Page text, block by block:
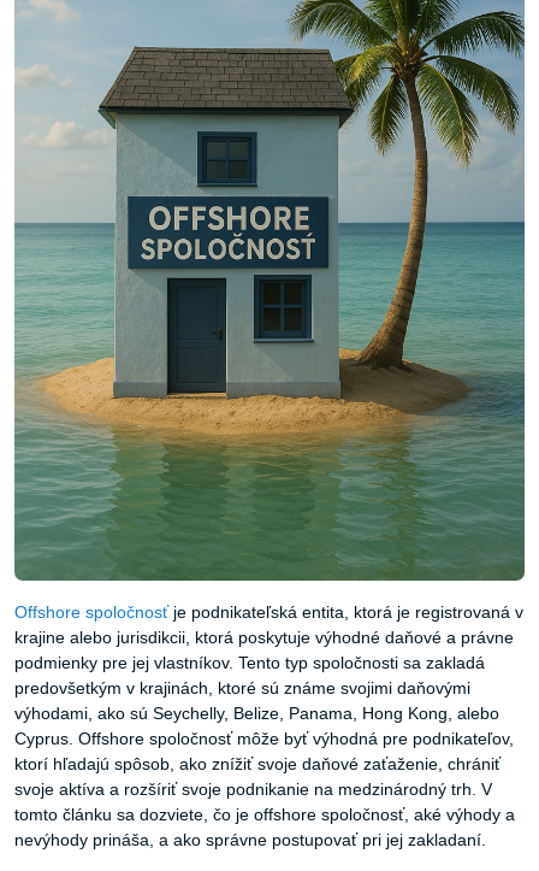
Offshore spoločnosťje podnikateľská entita, ktorá je registrovaná v
krajine alebo jurisdikcii, ktorá poskytuje výhodné daňové a právne
podmienky pre jej vlastníkov. Tento typ spoločnosti sa zakladá
predovšetkým v krajinách, ktoré sú známe svojimi daňovými
výhodami, ako sú Seychelly, Belize, Panama, Hong Kong, alebo
Cyprus. Offshore spoločnosť môže byť výhodná pre podnikateľov,
ktorí hľadajú spôsob, ako znížiť svoje daňové zaťaženie, chrániť
svoje aktíva a rozšíriť svoje podnikanie na medzinárodný trh. V
tomto článku sa dozviete, čo je offshore spoločnosť, aké výhody a
nevýhody prináša, a ako správne postupovať pri jej zakladaní.